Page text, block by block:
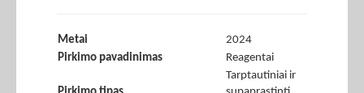
Metai
2024
Pirkimo pavadinimas
Reagentai
Tarptautiniai ir